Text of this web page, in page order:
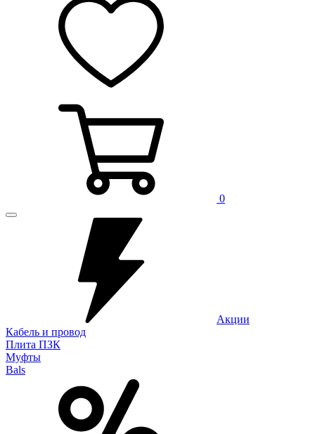
0
Акции
Кабель и провод
Плита ПЗК
Муфты
Bals